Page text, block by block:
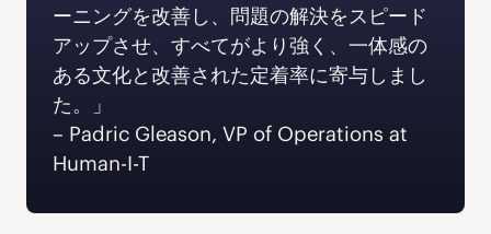
ーニングを改善し、問題の解決をスピード
アップさせ、すべてがより強く、一体感の
ある文化と改善された定着率に寄与しまし
た。」
‍– Padric Gleason, VP of Operations at
Human-I-T